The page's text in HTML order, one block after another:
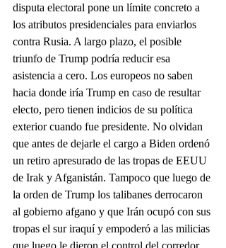
disputa electoral pone un límite concreto a
los atributos presidenciales para enviarlos
contra Rusia. A largo plazo, el posible
triunfo de Trump podría reducir esa
asistencia a cero. Los europeos no saben
hacia donde iría Trump en caso de resultar
electo, pero tienen indicios de su política
exterior cuando fue presidente. No olvidan
que antes de dejarle el cargo a Biden ordenó
un retiro apresurado de las tropas de EEUU
de Irak y Afganistán. Tampoco que luego de
la orden de Trump los talibanes derrocaron
al gobierno afgano y que Irán ocupó con sus
tropas el sur iraquí y empoderó a las milicias
que luego le dieron el control del corredor